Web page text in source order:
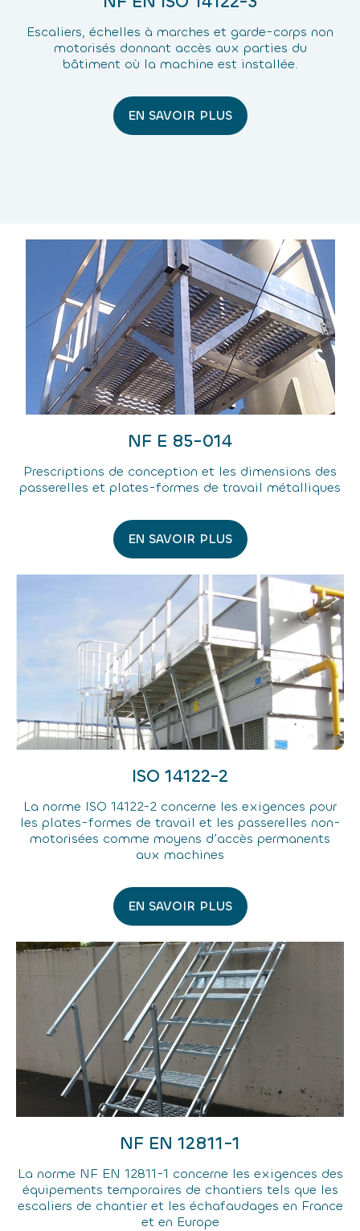
Escaliers, échelles à marches et garde-corps non
motorisés donnant accès aux parties du
bâtiment où la machine est installée.
EN SAVOIR PLUS
NF E 85-014
Prescriptions de conception et les dimensions des
passerelles et plates-formes de travail métalliques
EN SAVOIR PLUS
ISO 14122-2
La norme ISO 14122-2 concerne les exigences pour
les plates-formes de travail et les passerelles non-
motorisées comme moyens d’accès permanents
aux machines
EN SAVOIR PLUS
NF EN 12811-1
La norme NF EN 12811-1 concerne les exigences des
équipements temporaires de chantiers tels que les
escaliers de chantier et les échafaudages en France
et en Europe